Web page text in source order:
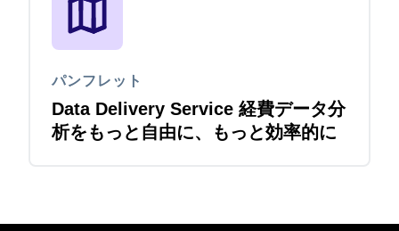
パンフレット
Data Delivery Service 経費データ分
析をもっと自由に、もっと効率的に